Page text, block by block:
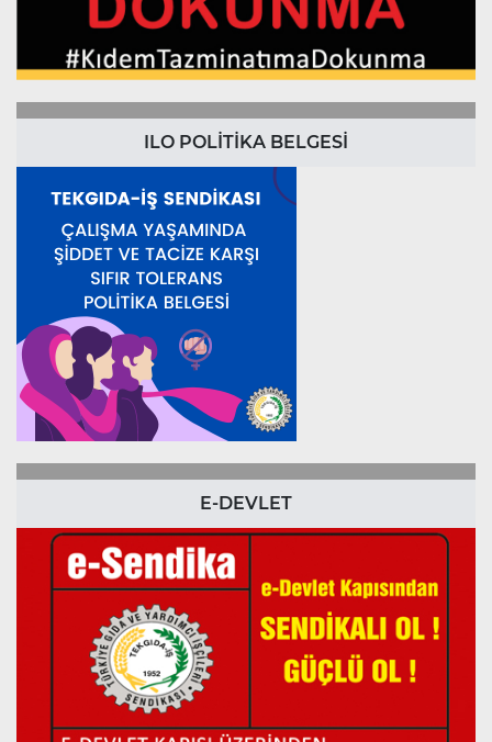
ILO POLİTİKA BELGESİ
E-DEVLET